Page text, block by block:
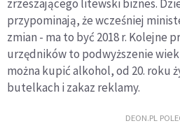
zrzeszającego litewski biznes.
przypominają, że wcześniej
zmian - ma to być 2018 r. Kolejne
urzędników to podwyższenie
można kupić alkohol, od 20. roku
butelkach i zakaz reklamy.
DEON.PL